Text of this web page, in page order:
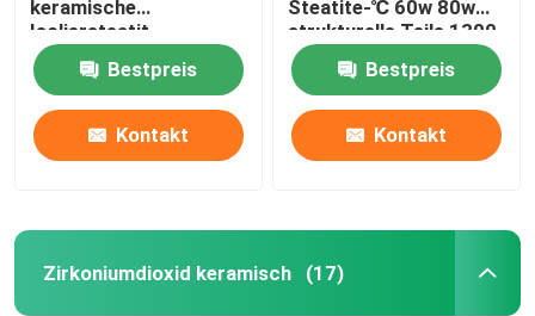
keramische
Isoliersteatit-
Eigenschaften-Teile
Bestpreis
Kontakt
Steatite-℃ 60w 80w
strukturelle Teile 1300
Bestpreis
Kontakt
Zirkoniumdioxid keramisch (17)